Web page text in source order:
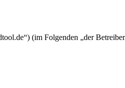
(im Folgenden „der